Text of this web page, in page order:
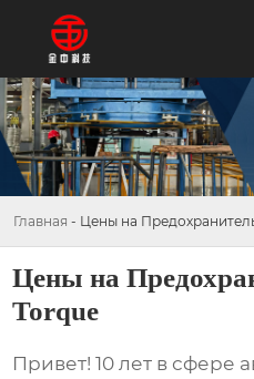
Главная - Цены на
Цены на
Torque
Привет! 10 лет в сфере